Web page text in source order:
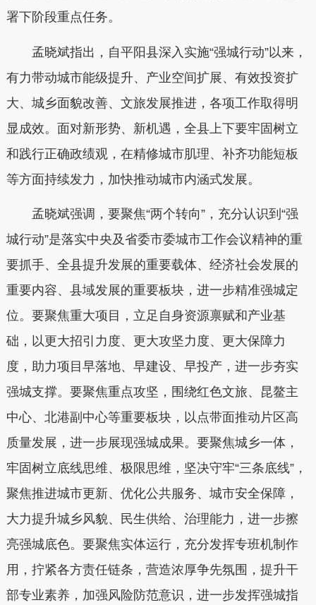
署下阶段重点任务。
孟晓斌指出，自平阳县深入实施“强城行动”以来，
有力带动城市能级提升、产业空间扩展、有效投资扩
大、城乡面貌改善、文旅发展推进，各项工作取得明
显成效。面对新形势、新机遇，全县上下要牢固树立
和践行正确政绩观，在精修城市肌理、补齐功能短板
等方面持续发力，加快推动城市内涵式发展。
孟晓斌强调，要聚焦“两个转向”，充分认识到“强
城行动”是落实中央及省委市委城市工作会议精神的重
要抓手、全县提升发展的重要载体、经济社会发展的
重要内容、县域发展的重要板块，进一步精准强城定
位。要聚焦重大项目，立足自身资源禀赋和产业基
础，以更大招引力度、更大攻坚力度、更大保障力
度，助力项目早落地、早建设、早投产，进一步夯实
强城支撑。要聚焦重点攻坚，围绕红色文旅、昆鳌主
中心、北港副中心‌‌等重要板块，以点带面推动片区高
质量发展，进一步展现强城成果。要聚焦城乡一体，
牢固树立底线思维、极限思维，坚决守牢“三条底线”，
聚焦推进城市更新、优化公共服务、城市安全保障，
大力提升城乡风貌、民生供给、治理能力，进一步擦
亮强城底色。要聚焦实体运行，充分发挥专班机制作
用，拧紧各方责任链条，营造浓厚争先氛围，提升干
部专业素养，加强风险防范意识，进一步发挥强城指